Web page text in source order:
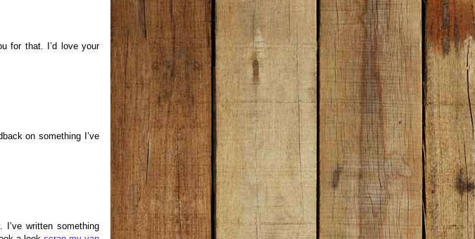
for that. I’d love your
on something I’ve
written something